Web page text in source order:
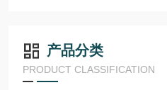
产品分类
PRODUCT CLASSIFICATION